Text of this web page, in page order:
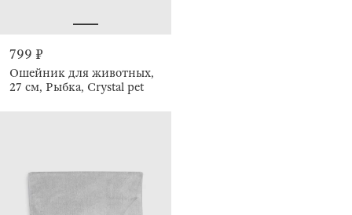
799 ₽
Ошейник для животных,
27 см, Рыбка, Crystal pet